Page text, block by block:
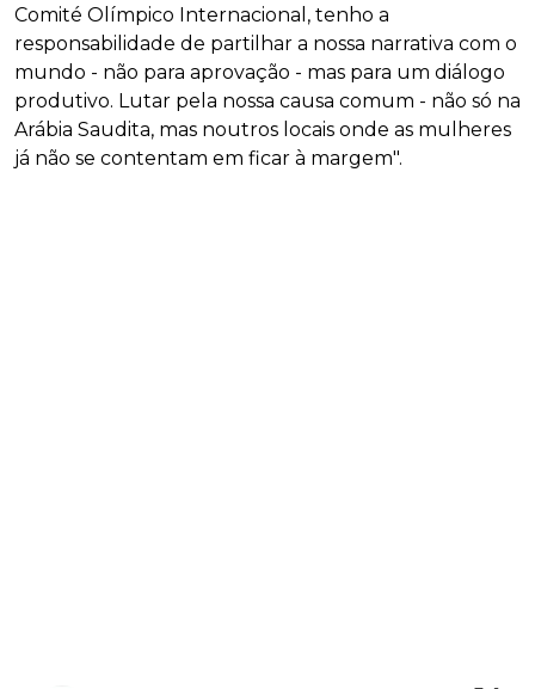
Comité Olímpico Internacional, tenho a
responsabilidade de partilhar a nossa narrativa com o
mundo - não para aprovação - mas para um diálogo
produtivo. Lutar pela nossa causa comum - não só na
Arábia Saudita, mas noutros locais onde as mulheres
já não se contentam em ficar à margem".